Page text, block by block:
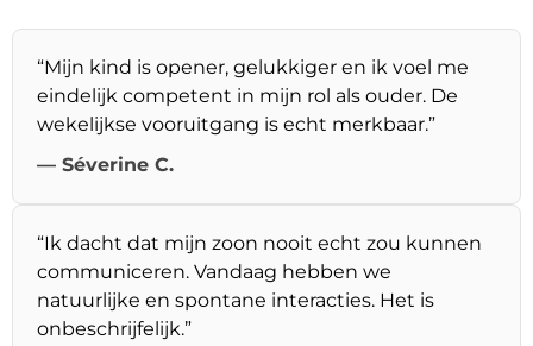
“Mijn kind is opener, gelukkiger en ik voel me
eindelijk competent in mijn rol als ouder. De
wekelijkse vooruitgang is echt merkbaar.”
— Séverine C.
“Ik dacht dat mijn zoon nooit echt zou kunnen
communiceren. Vandaag hebben we
natuurlijke en spontane interacties. Het is
onbeschrijfelijk.”